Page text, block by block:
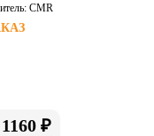
CMR
1160 ₽